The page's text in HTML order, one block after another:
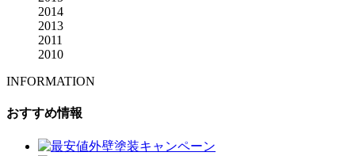
2014
2013
2011
2010
INFORMATION
おすすめ情報